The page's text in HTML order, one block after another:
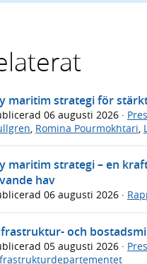
maritim strategi för
06 augusti 2026 ·
Romina Pourmokhtari
maritim strategi – en
hav
06 augusti 2026 ·
och
05 augusti 2026 ·